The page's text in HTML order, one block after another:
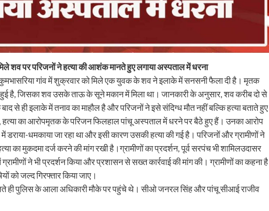
शव पर परिजनों ने हत्या की आशंक मानते हुए लगाया अस्पताल में धरना
गांव में शुक्रवार को मिले एक युवक के शव ने इलाके में सनसनी फैला दी है। मृतक
है, जिसका शव उसके ताऊ के सूने मकान में मिला था। जानकारी के अनुसार, शव करीब दो से
से ही इलाके में तनाव का माहौल है और परिजनों ने इसे संदिग्ध मौत नहीं बल्कि हत्या बताते हुए
हत्या का आरोपमृतक के परिजन फिलहाल पांचू अस्पताल में धरने पर बैठे हुए हैं। उनका आरोप
धमकाया जा रहा था और इसी कारण उसकी हत्या की गई है। परिजनों और ग्रामीणों ने
का मुकदमा दर्ज करने की मांग रखी है।ग्रामीणों का प्रदर्शन, पूर्व सरपंच भी शामिलउदासर
ने भी प्रदर्शन किया और प्रशासन से सख्त कार्रवाई की मांग की। ग्रामीणों का कहना है
को जल्द गिरफ्तार किया जाए।
ही पुलिस के आला अधिकारी मौके पर पहुंचे थे। सीओ जनरल सिंह और पांचू सीआई राजीव